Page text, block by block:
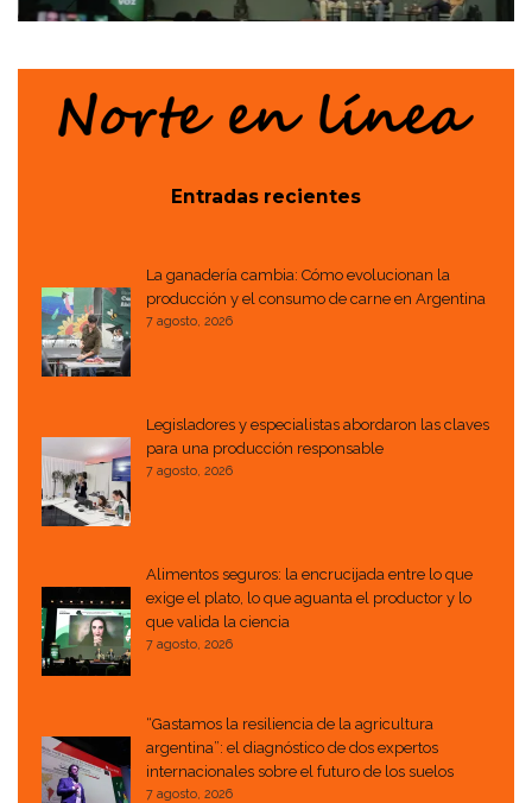
Entradas recientes
La ganadería cambia: Cómo evolucionan la
producción y el consumo de carne en Argentina
7 agosto, 2026
Legisladores y especialistas abordaron las claves
para una producción responsable
7 agosto, 2026
Alimentos seguros: la encrucijada entre lo que
exige el plato, lo que aguanta el productor y lo
que valida la ciencia
7 agosto, 2026
“Gastamos la resiliencia de la agricultura
argentina”: el diagnóstico de dos expertos
internacionales sobre el futuro de los suelos
7 agosto, 2026